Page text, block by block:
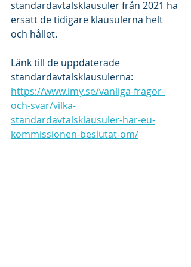
standardavtalsklausuler från 2021 ha
ersatt de tidigare klausulerna helt
och hållet.
Länk till de uppdaterade
standardavtalsklausulerna:
https://www.imy.se/vanliga-fragor-
och-svar/vilka-
standardavtalsklausuler-har-eu-
kommissionen-beslutat-om/